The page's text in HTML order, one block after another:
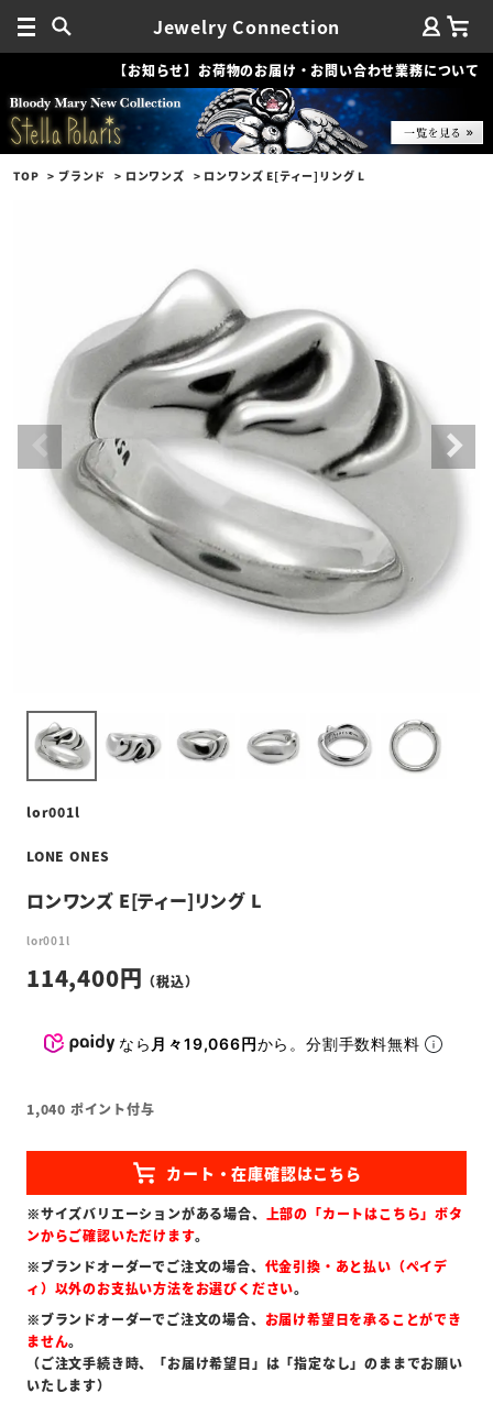
Jewelry Connection
【お知らせ】お荷物のお届け・お問い合わせ業務について
TOP ブランド ロンワンズ ロンワンズ E[ティー]リング L
lor001l
LONE ONES
ロンワンズ E[ティー]リング L
lor001l
114,400
なら 月々19,066円から。分割手数料無料
1,040 ポイント付与
※サイズバリエーションがある場合、 上部の「カートはこちら」ボタ
ンからご確認いただけます。
※ブランドオーダーでご注文の場合、 代金引換・あと払い（ペイデ
ィ）以外のお支払い方法をお選びください。
※ブランドオーダーでご注文の場合、 お届け希望日を承ることができ
ません。
（ご注文手続き時、「お届け希望日」は「指定なし」のままでお願い
いたします）